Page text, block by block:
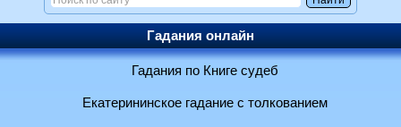
Гадания онлайн
Гадания по Книге судеб
Екатерининское гадание с толкованием